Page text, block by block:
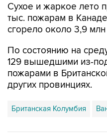
Сухое и жаркое лето
тыс. пожарам в
сгорело около 3,9
По состоянию на
129 вышедшими из-
пожарами в
других провинциях.
Британская Колумбия